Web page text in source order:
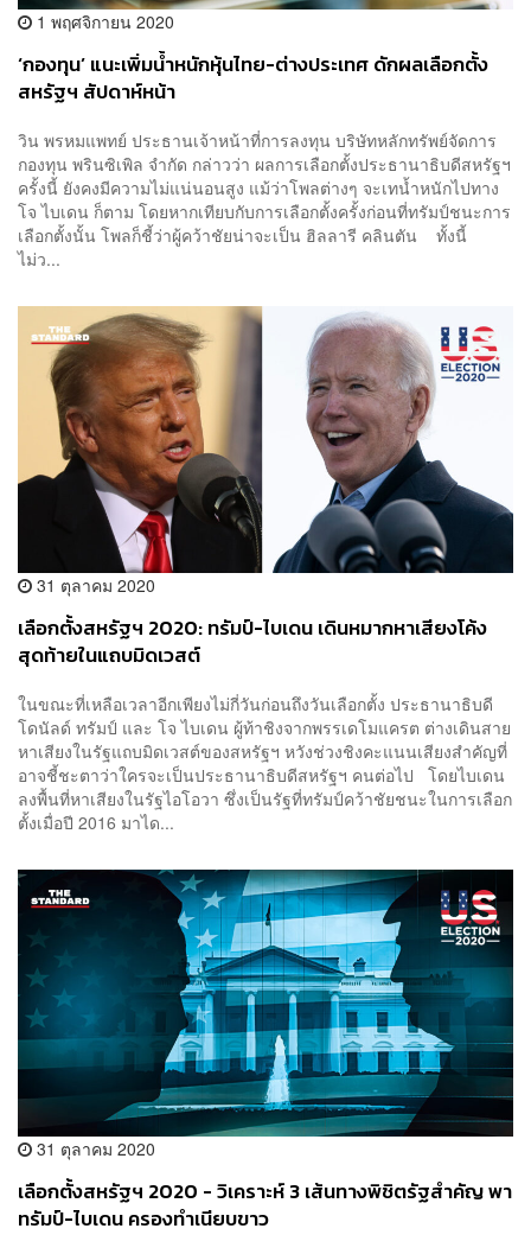
1 พฤศจิกายน 2020
‘กองทุน’ แนะเพิ่มน้ำหนักหุ้นไทย-ต่างประเทศ ดักผลเลือกตั้ง
สหรัฐฯ สัปดาห์หน้า
วิน พรหมแพทย์ ประธานเจ้าหน้าที่การลงทุน บริษัทหลักทรัพย์จัดการ
กองทุน พรินซิเพิล จำกัด กล่าวว่า ผลการเลือกตั้งประธานาธิบดีสหรัฐฯ
ครั้งนี้ ยังคงมีความไม่แน่นอนสูง แม้ว่าโพลต่างๆ จะเทน้ำหนักไปทาง
โจ ไบเดน ก็ตาม โดยหากเทียบกับการเลือกตั้งครั้งก่อนที่ทรัมป์ชนะการ
เลือกตั้งนั้น โพลก็ชี้ว่าผู้คว้าชัยน่าจะเป็น ฮิลลารี คลินตัน ทั้งนี้
ไม่ว...
31 ตุลาคม 2020
เลือกตั้งสหรัฐฯ 2020: ทรัมป์-ไบเดน เดินหมากหาเสียงโค้ง
สุดท้ายในแถบมิดเวสต์
ในขณะที่เหลือเวลาอีกเพียงไม่กี่วันก่อนถึงวันเลือกตั้ง ประธานาธิบดี
โดนัลด์ ทรัมป์ และ โจ ไบเดน ผู้ท้าชิงจากพรรเดโมแครต ต่างเดินสาย
หาเสียงในรัฐแถบมิดเวสต์ของสหรัฐฯ หวังช่วงชิงคะแนนเสียงสำคัญที่
อาจชี้ชะตาว่าใครจะเป็นประธานาธิบดีสหรัฐฯ คนต่อไป โดยไบเดน
ลงพื้นที่หาเสียงในรัฐไอโอวา ซึ่งเป็นรัฐที่ทรัมป์คว้าชัยชนะในการเลือก
ตั้งเมื่อปี 2016 มาได...
31 ตุลาคม 2020
เลือกตั้งสหรัฐฯ 2020 -​ วิเคราะห์ 3 เส้นทางพิชิตรัฐสำคัญ พา
ทรัมป์-ไบเดน ครองทำเนียบขาว